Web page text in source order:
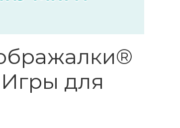
для